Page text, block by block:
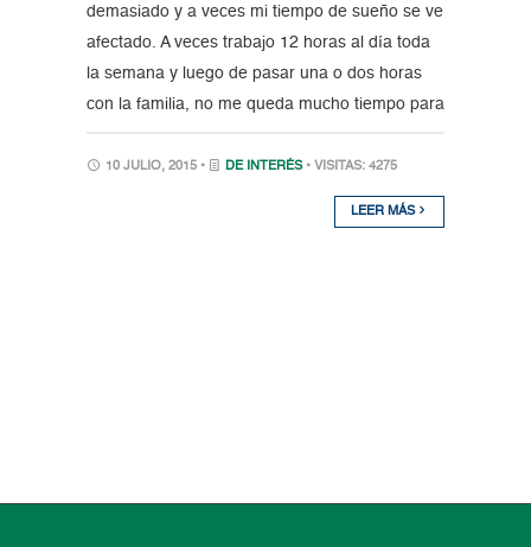
demasiado y a veces mi tiempo de sueño se ve
afectado. A veces trabajo 12 horas al día toda
la semana y luego de pasar una o dos horas
con la familia, no me queda mucho tiempo para
10 JULIO, 2015 • DE INTERÉS • VISITAS: 4275
LEER MÁS